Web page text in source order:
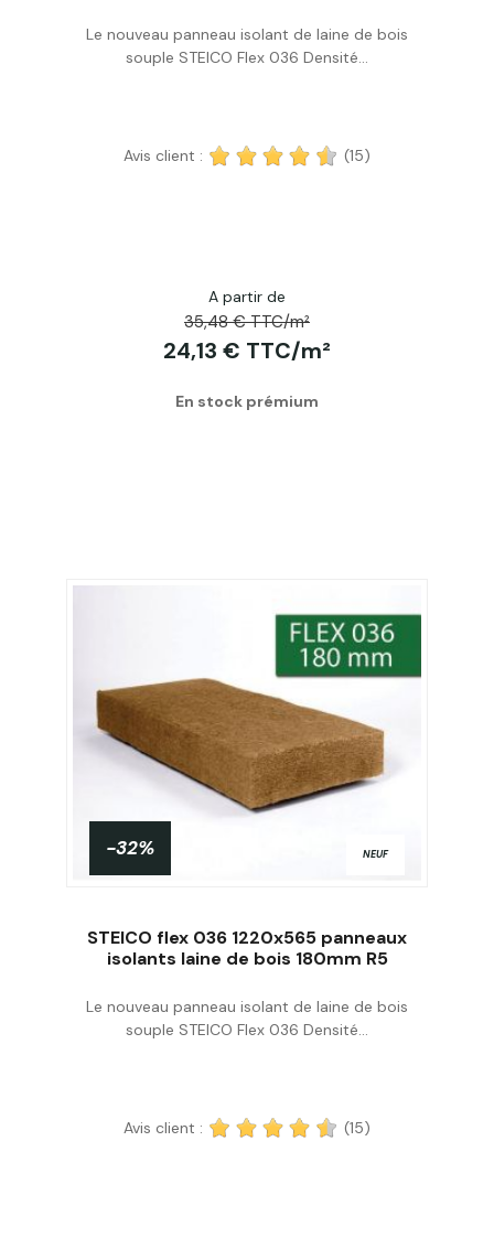
Acheter
Le nouveau panneau isolant de laine de bois
souple STEICO Flex 036 Densité...
Avis client : (15)
A partir de
35,48 € TTC/m²
24,13 € TTC/m²
En stock prémium
Acheter
-32% NEUF
STEICO flex 036 1220x565 panneaux
isolants laine de bois 180mm R5
Le nouveau panneau isolant de laine de bois
souple STEICO Flex 036 Densité...
Avis client : (15)